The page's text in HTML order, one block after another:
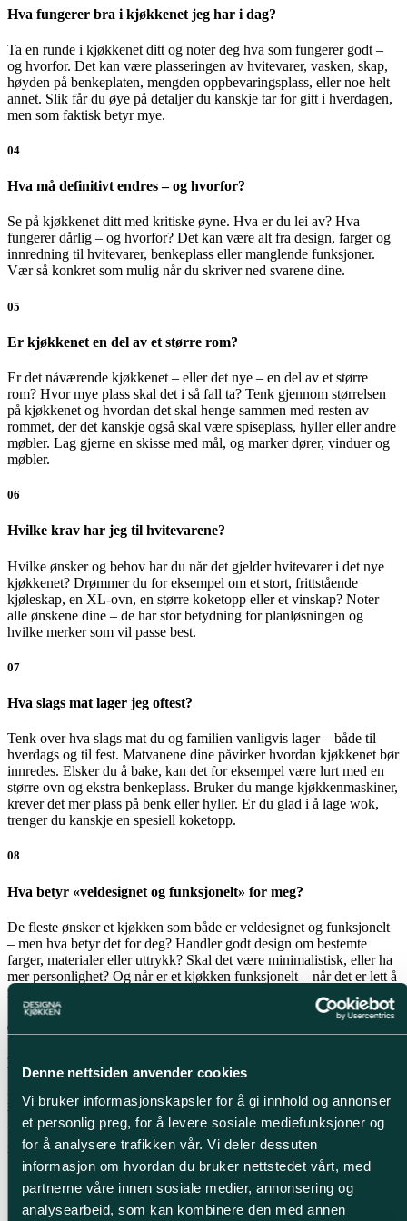
Denne nettsiden anvender cookies
Vi bruker informasjonskapsler for å gi innhold og annonser
et personlig preg, for å levere sosiale mediefunksjoner og
for å analysere trafikken vår. Vi deler dessuten
informasjon om hvordan du bruker nettstedet vårt, med
partnerne våre innen sosiale medier, annonsering og
analysearbeid, som kan kombinere den med annen
Hva fungerer bra i kjøkkenet jeg har i dag?
Ta en runde i kjøkkenet ditt og noter deg hva som fungerer godt –
og hvorfor. Det kan være plasseringen av hvitevarer, vasken, skap,
høyden på benkeplaten, mengden oppbevaringsplass, eller noe helt
annet. Slik får du øye på detaljer du kanskje tar for gitt i hverdagen,
men som faktisk betyr mye.
04
Hva må definitivt endres – og hvorfor?
Se på kjøkkenet ditt med kritiske øyne. Hva er du lei av? Hva
fungerer dårlig – og hvorfor? Det kan være alt fra design, farger og
innredning til hvitevarer, benkeplass eller manglende funksjoner.
Vær så konkret som mulig når du skriver ned svarene dine.
05
Er kjøkkenet en del av et større rom?
Er det nåværende kjøkkenet – eller det nye – en del av et større
rom? Hvor mye plass skal det i så fall ta? Tenk gjennom størrelsen
på kjøkkenet og hvordan det skal henge sammen med resten av
rommet, der det kanskje også skal være spiseplass, hyller eller andre
møbler. Lag gjerne en skisse med mål, og marker dører, vinduer og
møbler.
06
Hvilke krav har jeg til hvitevarene?
Hvilke ønsker og behov har du når det gjelder hvitevarer i det nye
kjøkkenet? Drømmer du for eksempel om et stort, frittstående
kjøleskap, en XL-ovn, en større koketopp eller et vinskap? Noter
alle ønskene dine – de har stor betydning for planløsningen og
hvilke merker som vil passe best.
07
Hva slags mat lager jeg oftest?
Tenk over hva slags mat du og familien vanligvis lager – både til
hverdags og til fest. Matvanene dine påvirker hvordan kjøkkenet bør
innredes. Elsker du å bake, kan det for eksempel være lurt med en
større ovn og ekstra benkeplass. Bruker du mange kjøkkenmaskiner,
krever det mer plass på benk eller hyller. Er du glad i å lage wok,
trenger du kanskje en spesiell koketopp.
08
Hva betyr «veldesignet og funksjonelt» for meg?
De fleste ønsker et kjøkken som både er veldesignet og funksjonelt
– men hva betyr det for deg? Handler godt design om bestemte
farger, materialer eller uttrykk? Skal det være minimalistisk, eller ha
mer personlighet? Og når er et kjøkken funksjonelt – når det er lett å
rydde, rengjøre og jobbe i, eller noe annet?
09
Hvor mange er på kjøkkenet når jeg lager mat?
Er det alltid den samme som lager mat? Er dere én eller flere? Er
barna med innimellom? Jo flere som deltar, desto større behov for
både benke- og gulvplass. Har du små barn som hjelper til, bør
innredningen kanskje tilpasses slik at de lett kan delta.